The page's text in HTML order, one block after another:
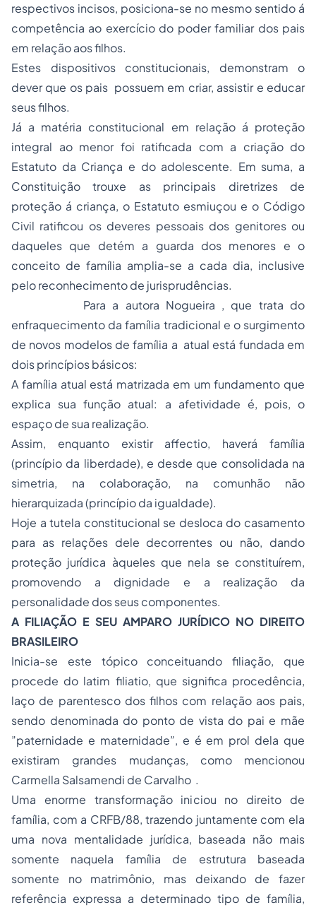
respectivos incisos, posiciona-se no mesmo sentido á
competência ao exercício do poder familiar dos pais
em relação aos filhos.
Estes dispositivos constitucionais, demonstram o
dever que os pais possuem em criar, assistir e educar
seus filhos.
Já a matéria constitucional em relação á proteção
integral ao menor foi ratificada com a criação do
Estatuto da Criança e do adolescente. Em suma, a
Constituição trouxe as principais diretrizes de
proteção á criança, o Estatuto esmiuçou e o Código
Civil ratificou os deveres pessoais dos genitores ou
daqueles que detém a guarda dos menores e o
conceito de família amplia-se a cada dia, inclusive
pelo reconhecimento de jurisprudências.
Para a autora Nogueira , que trata do
enfraquecimento da família tradicional e o surgimento
de novos modelos de família a atual está fundada em
dois princípios básicos:
A família atual está matrizada em um fundamento que
explica sua função atual: a afetividade é, pois, o
espaço de sua realização.
Assim, enquanto existir affectio, haverá família
(princípio da liberdade), e desde que consolidada na
simetria, na colaboração, na comunhão não
hierarquizada (princípio da igualdade).
Hoje a tutela constitucional se desloca do casamento
para as relações dele decorrentes ou não, dando
proteção jurídica àqueles que nela se constituírem,
promovendo a dignidade e a realização da
personalidade dos seus componentes.
A FILIAÇÃO E SEU AMPARO JURÍDICO NO DIREITO
BRASILEIRO
Inicia-se este tópico conceituando filiação, que
procede do latim filiatio, que significa procedência,
laço de parentesco dos filhos com relação aos pais,
sendo denominada do ponto de vista do pai e mãe
”paternidade e maternidade”, e é em prol dela que
existiram grandes mudanças, como mencionou
Carmella Salsamendi de Carvalho .
Uma enorme transformação iniciou no direito de
família, com a CRFB/88, trazendo juntamente com ela
uma nova mentalidade jurídica, baseada não mais
somente naquela família de estrutura baseada
somente no matrimônio, mas deixando de fazer
referência expressa a determinado tipo de família,